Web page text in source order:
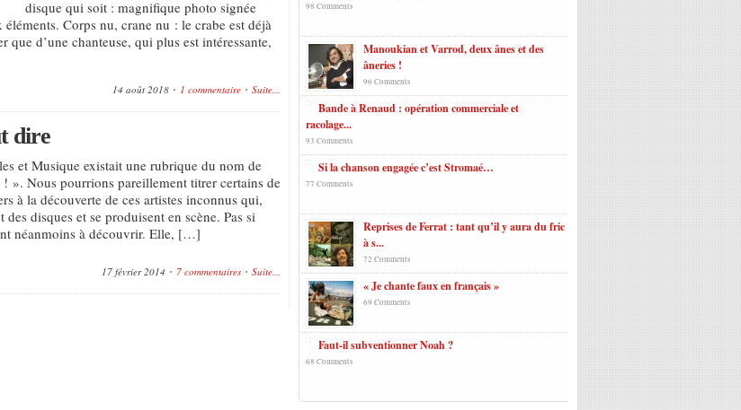
disque qui soit : magnifique photo signée
Corps nu, crane nu : le crabe est déjà
d’une chanteuse, qui plus est intéressante,
14 août 2018 1 commentaire Suite...
dire
et Musique existait une rubrique du nom de
». Nous pourrions pareillement titrer certains de
à la découverte de ces artistes inconnus qui,
disques et se produisent en scène. Pas si
néanmoins à découvrir. Elle, […]
17 février 2014 7 commentaires Suite...
98 Comments
Manoukian et Varrod, deux ânes et des
âneries !
96 Comments
Bande à Renaud : opération commerciale et
racolage...
93 Comments
Si la chanson engagée c’est Stromaé…
77 Comments
Reprises de Ferrat : tant qu’il y aura du fric
à s...
72 Comments
« Je chante faux en français »
69 Comments
Faut-il subventionner Noah ?
68 Comments